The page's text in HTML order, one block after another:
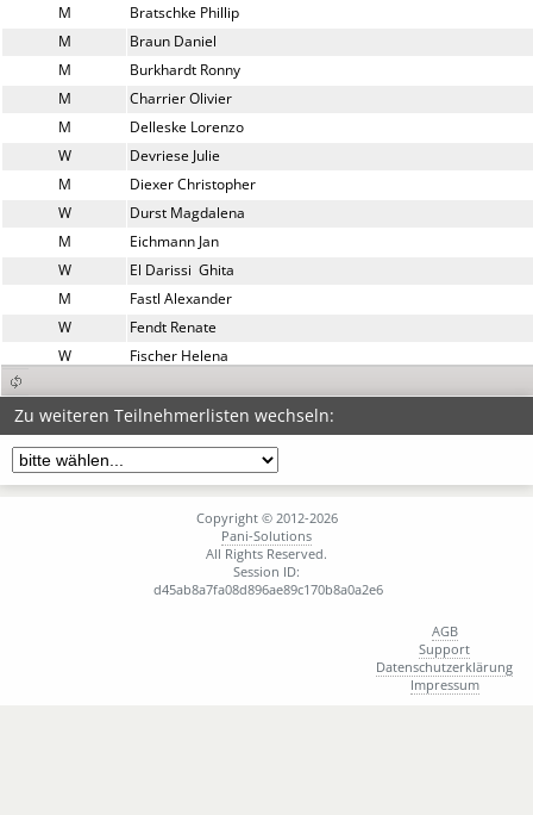
M
Bratschke Phillip
M
Braun Daniel
M
Burkhardt Ronny
M
Charrier Olivier
M
Delleske Lorenzo
W
Devriese Julie
M
Diexer Christopher
W
Durst Magdalena
M
Eichmann Jan
W
El Darissi  Ghita
M
Fastl Alexander
W
Fendt Renate
W
Fischer Helena
W
Gaa Julie
W
Gaa Lena
M
Gerstl Tobias
M
Glodeck Patrick
Greif Dominik
Grohall Leon
Groll Tobias
Zu weiteren Teilnehmerlisten wechseln:
Copyright © 2012-2026
Pani-Solutions
All Rights Reserved.
Session ID:
d45ab8a7fa08d896ae89c170b8a0a2e6
AGB
Support
Datenschutzerklärung
Impressum